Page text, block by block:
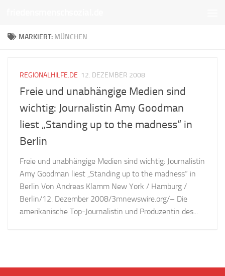
MARKIERT: MÜNCHEN
REGIONALHILFE.DE 12. DEZEMBER 2008
Freie und unabhängige Medien sind
wichtig: Journalistin Amy Goodman
liest „Standing up to the madness“ in
Berlin
Freie und unabhängige Medien sind wichtig: Journalistin
Amy Goodman liest „Standing up to the madness“ in
Berlin Von Andreas Klamm New York / Hamburg /
Berlin/12. Dezember 2008/3mnewswire.org/– Die
amerikanische Top-Journalistin und Produzentin des...